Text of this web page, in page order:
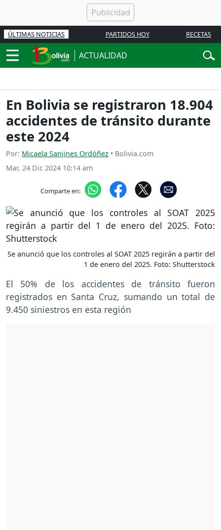
ÚLTIMAS NOTICIAS PARTIDOS HOY RECETAS
ACTUALIDAD
En Bolivia se registraron 18.904
accidentes de tránsito durante
este 2024
Por: Micaela Sanjines Ordóñez • Bolivia.com
Mar, 24 Dic 2024 10:14 am
Comparte en:
Se anunció que los controles al SOAT 2025 regirán a partir del
1 de enero del 2025. Foto: Shutterstock
El 50% de los accidentes de tránsito fueron
registrados en Santa Cruz, sumando un total de
9.450 siniestros en esta región